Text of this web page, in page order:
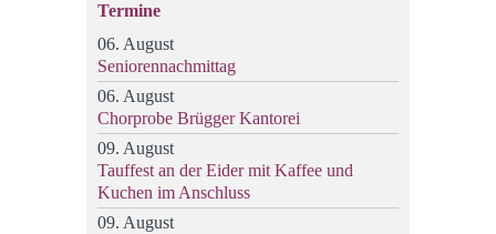
Termine
06. August
Seniorennachmittag
06. August
Chorprobe Brügger Kantorei
09. August
Tauffest an der Eider mit Kaffee und
Kuchen im Anschluss
09. August